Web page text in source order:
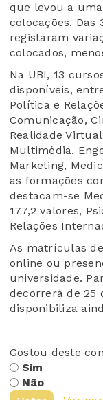
que levou a
colocações. Das
registaram
colocados,
Na UBI, 13
disponíveis,
Política e
Comunicação,
Realidade
Multimédia,
Marketing,
as formações
destacam-se
177,2 valores,
Relações
As matrículas
online ou
universidade.
decorrerá de 25
disponibiliza
Gostou deste
Sim
Não